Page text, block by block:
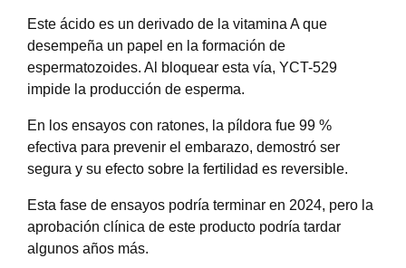
Este ácido es un derivado de la vitamina A que
desempeña un papel en la formación de
espermatozoides. Al bloquear esta vía, YCT-529
impide la producción de esperma.
En los ensayos con ratones, la píldora fue 99 %
efectiva para prevenir el embarazo, demostró ser
segura y su efecto sobre la fertilidad es reversible.
Esta fase de ensayos podría terminar en 2024, pero la
aprobación clínica de este producto podría tardar
algunos años más.